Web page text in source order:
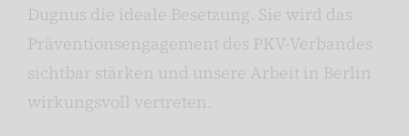
Dugnus die ideale Besetzung. Sie wird das
Präventionsengagement des PKV-Verbandes
sichtbar stärken und unsere Arbeit in Berlin
wirkungsvoll vertreten.